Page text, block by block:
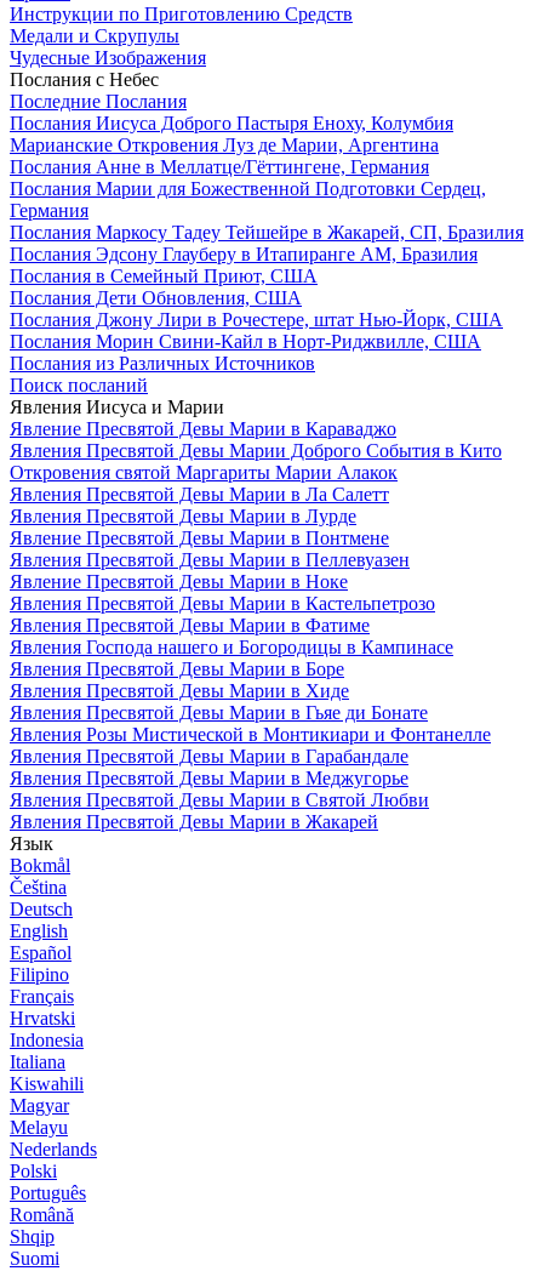
Инструкции по Приготовлению Средств
Медали и Скрупулы
Чудесные Изображения
Послания с Небес
Последние Послания
Послания Иисуса Доброго Пастыря Еноху, Колумбия
Марианские Откровения Луз де Марии, Аргентина
Послания Анне в Меллатце/Гёттингене, Германия
Послания Марии для Божественной Подготовки Сердец,
Германия
Послания Маркосу Тадеу Тейшейре в Жакарей, СП, Бразилия
Послания Эдсону Глауберу в Итапиранге AM, Бразилия
Послания в Семейный Приют, США
Послания Дети Обновления, США
Послания Джону Лири в Рочестере, штат Нью-Йорк, США
Послания Морин Свини-Кайл в Норт-Риджвилле, США
Послания из Различных Источников
Поиск посланий
Явления Иисуса и Марии
Явление Пресвятой Девы Марии в Караваджо
Явления Пресвятой Девы Марии Доброго События в Кито
Откровения святой Маргариты Марии Алакок
Явления Пресвятой Девы Марии в Ла Салетт
Явления Пресвятой Девы Марии в Лурде
Явление Пресвятой Девы Марии в Понтмене
Явления Пресвятой Девы Марии в Пеллевуазен
Явление Пресвятой Девы Марии в Ноке
Явления Пресвятой Девы Марии в Кастельпетрозо
Явления Пресвятой Девы Марии в Фатиме
Явления Господа нашего и Богородицы в Кампинасе
Явления Пресвятой Девы Марии в Боре
Явления Пресвятой Девы Марии в Хиде
Явления Пресвятой Девы Марии в Гьяе ди Бонате
Явления Розы Мистической в Монтикиари и Фонтанелле
Явления Пресвятой Девы Марии в Гарабандале
Явления Пресвятой Девы Марии в Меджугорье
Явления Пресвятой Девы Марии в Святой Любви
Явления Пресвятой Девы Марии в Жакарей
Язык
Bokmål
Čeština
Deutsch
English
Español
Filipino
Français
Hrvatski
Indonesia
Italiana
Kiswahili
Magyar
Melayu
Nederlands
Polski
Português
Română
Shqip
Suomi